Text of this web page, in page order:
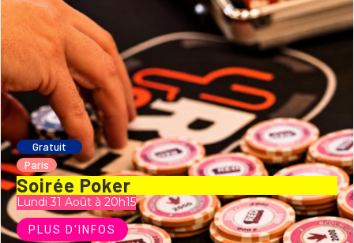
Gratuit
Paris
Soirée Poker
Lundi 31 Août à 20h15
PLUS D'INFOS